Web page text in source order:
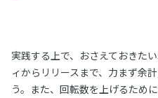
実践する上で、おさえておきた
ィからリリースまで、力まず余
う。また、回転数を上げるため